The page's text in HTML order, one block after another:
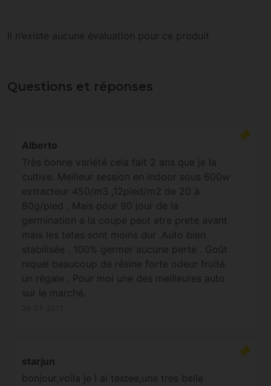
Il n’existe aucune évaluation pour ce produit
Questions et réponses
Alberto
Très bonne variété cela fait 2 ans que je la
cultive. Meilleur session en indoor sous 600w
extracteur 450/m3 ,12pied/m2 de 20 à
80g/pied . Mais pour 90 jour de la
germination a la coupe peut etre prete avant
mais les tetes sont moins dur .Auto bien
stabilisée . 100% germer aucune perte . Goût
niquel beaucoup de résine forte odeur fruité
un régale . Pour moi une des meilleures auto
sur le marché.
starjun
bonjour,voila je l ai testee,une tres belle